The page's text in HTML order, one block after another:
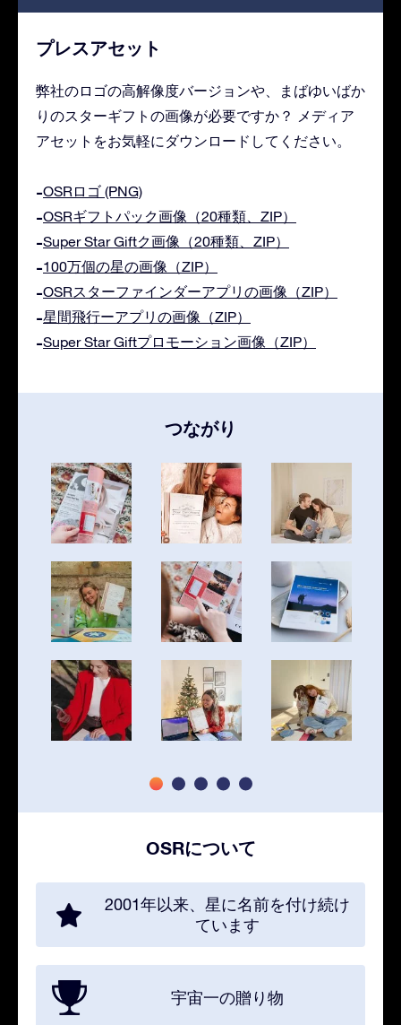
プレスアセット
弊社のロゴの高解像度バージョンや、まばゆいばか
りのスターギフトの画像が必要ですか？ メディア
アセットをお気軽にダウンロードしてください。
OSRロゴ (PNG)
OSRギフトパック画像（20種類、ZIP）
Super Star Giftク画像（20種類、ZIP）
100万個の星の画像（ZIP）
OSRスターファインダーアプリの画像（ZIP）
星間飛行ーアプリの画像（ZIP）
Super Star Giftプロモーション画像（ZIP）
つながり
OSRについて
2001年以来、星に名前を付け続け
ています
宇宙一の贈り物